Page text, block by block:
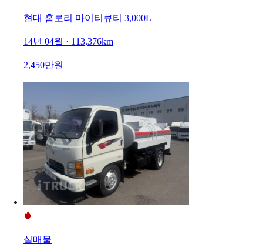
현대 홈로리 마이티큐티 3,000L
14년 04월 · 113,376km
2,450만원
실매물